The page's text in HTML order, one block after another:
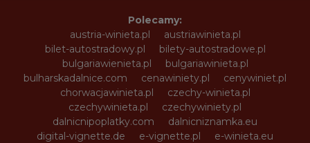
Polecamy:
austria-winieta.pl
austriawinieta.pl
bilet-autostradowy.pl
bilety-autostradowe.pl
bulgariawienieta.pl
bulgariawinieta.pl
bulharskadalnice.com
cenawiniety.pl
cenywiniet.pl
chorwacjawinieta.pl
czechy-winieta.pl
czechywinieta.pl
czechywiniety.pl
dalnicnipoplatky.com
dalnicniznamka.eu
digital-vignette.de
e-vignette.pl
e-winieta.eu